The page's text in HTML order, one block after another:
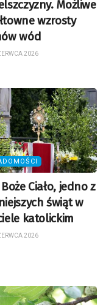
Możliwe
wzrosty
wód
2026
Boże Ciało, jedno z
świąt w
katolickim
2026